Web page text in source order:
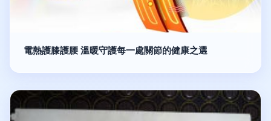
電熱護膝護腰 溫暖守護每一處關節的健康之選